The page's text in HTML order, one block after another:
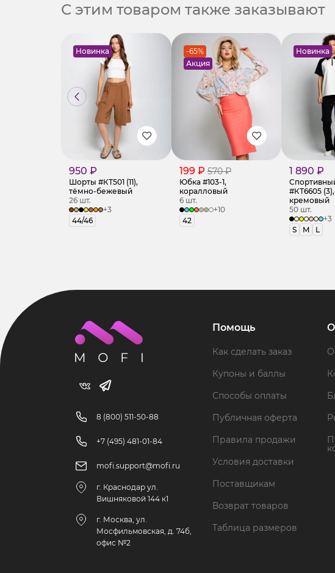
С этим товаром также заказывают
Новинка
950 ₽
Шорты #КТ501 (11),
тёмно-бежевый
26 шт.
+3
44/46
-65%
Акция
199 ₽ 570 ₽
Юбка #103-1,
коралловый
6 шт.
+10
42
Новинка
1 890 ₽
#КТ6605
кремовый
50 шт.
+3
S
M L
8 (800) 511-50-88
+7 (495) 481-01-84
mofi.support@mofi.ru
г. Краснодар ул.
Вишняковой 144 к1
г. Москва, ул.
Мосфильмовская, д. 74б,
офис №2
Помощь
Как сделать заказ
Купоны и баллы
Способы оплаты
Публичная оферта
Правила продажи
Условия доставки
Поставщикам
Возврат товаров
Таблица размеров
О